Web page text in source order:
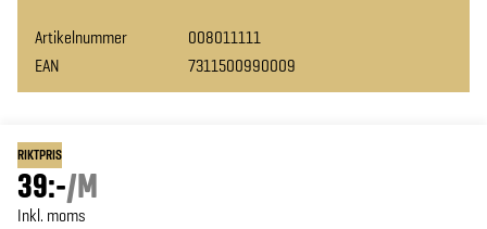
Artikelnummer
008011111
EAN
7311500990009
RIKTPRIS
39:-/M
Inkl. moms